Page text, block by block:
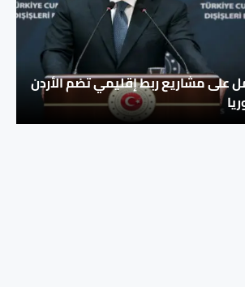
على مشاريع ربط إقليمي تضم الأردن